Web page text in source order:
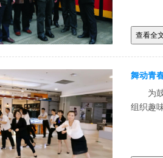
查看全
舞动青
为
组织趣